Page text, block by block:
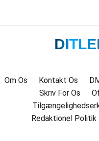
Om Os Kontakt Os
Skriv For Os
Redaktionel Politik